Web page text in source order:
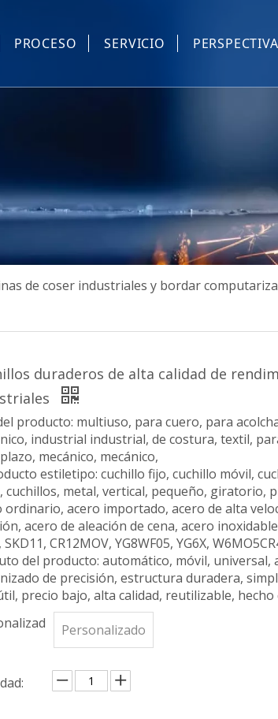
PROCESO SERVICIO
de coser industriales y bordar
duraderos de alta calidad de
producto: multiuso, para cuero, para
industrial industrial, de costura, textil,
mecánico, mecánico,
estiletipo: cuchillo fijo, cuchillo móvil,
cuchillos, metal, vertical, pequeño, giratorio,
ordinario, acero importado, acero de alta
acero de aleación de cena, acero
SKD11, CR12MOV, YG8WF05, YG6X,
del producto: automático, móvil, universal,
de precisión, estructura duradera,
precio bajo, alta calidad, reutilizable,
Personalizado